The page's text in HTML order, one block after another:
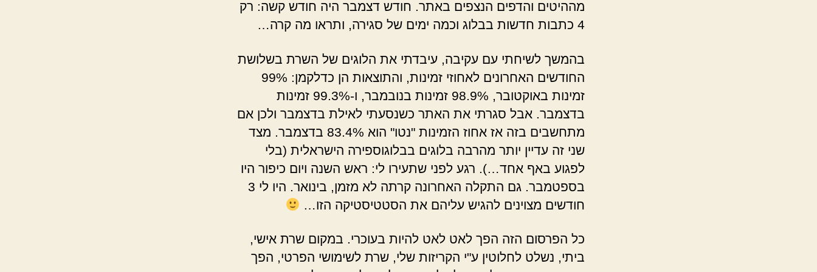
מההיטים והדפים הנצפים באתר. חודש דצמבר היה חודש קשה: רק
4 כתבות חדשות בבלוג וכמה ימים של סגירה, ותראו מה קרה…
בהמשך לשיחתי עם עקיבה, עיבדתי את הלוגים של השרת בשלושת
החודשים האחרונים לאחוזי זמינות, והתוצאות הן כדלקמן: 99%
זמינות באוקטובר, 98.9% זמינות בנובמבר, ו-99.3% זמינות
בדצמבר. אבל סגרתי את האתר כשנסעתי לאילת בדצמבר ולכן אם
מתחשבים בזה אז אחוז הזמינות "נטו" הוא 83.4% בדצמבר. מצד
שני זה עדיין יותר מהרבה בלוגים בבלוגוספירה הישראלית (בלי
לפגוע באף אחד…). רגע לפני שתעירו לי: ראש השנה ויום כיפור היו
בספטמבר. גם התקלה האחרונה קרתה לא מזמן, בינואר. היו לי 3
חודשים מצוינים להגיש עליהם את הסטטיסטיקה הזו…
כל הפרסום הזה הפך לאט לאט להיות בעוכרי. במקום שרת אישי,
ביתי, נשלט לחלוטין ע"י הקריזות שלי, שרת לשימושי הפרטי, הפך